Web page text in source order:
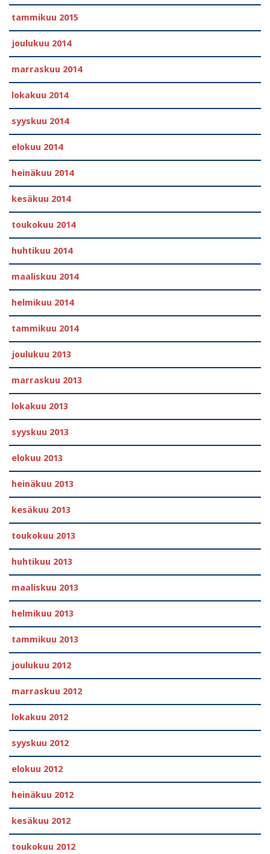
tammikuu 2015
joulukuu 2014
marraskuu 2014
lokakuu 2014
syyskuu 2014
elokuu 2014
heinäkuu 2014
kesäkuu 2014
toukokuu 2014
huhtikuu 2014
maaliskuu 2014
helmikuu 2014
tammikuu 2014
joulukuu 2013
marraskuu 2013
lokakuu 2013
syyskuu 2013
elokuu 2013
heinäkuu 2013
kesäkuu 2013
toukokuu 2013
huhtikuu 2013
maaliskuu 2013
helmikuu 2013
tammikuu 2013
joulukuu 2012
marraskuu 2012
lokakuu 2012
syyskuu 2012
elokuu 2012
heinäkuu 2012
kesäkuu 2012
toukokuu 2012